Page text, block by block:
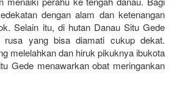
dengan alam dan ketenangan
Selain itu, di hutan Danau Situ Gede
rusa yang bisa diamati cukup dekat.
melelahkan dan hiruk pikuknya ibukota
Gede menawarkan obat meringankan